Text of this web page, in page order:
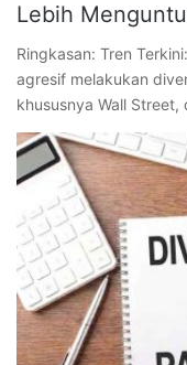
Lebih
Ringkasan: Tren
agresif melakukan
khususnya Wall Street,